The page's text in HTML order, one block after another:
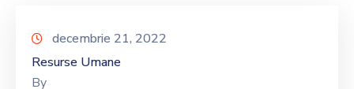
decembrie 21, 2022
Resurse Umane
By